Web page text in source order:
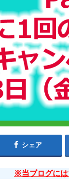
シェア
※当ブログには